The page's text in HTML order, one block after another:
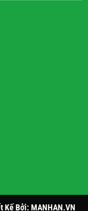
Kế Bởi: MANHAN.VN